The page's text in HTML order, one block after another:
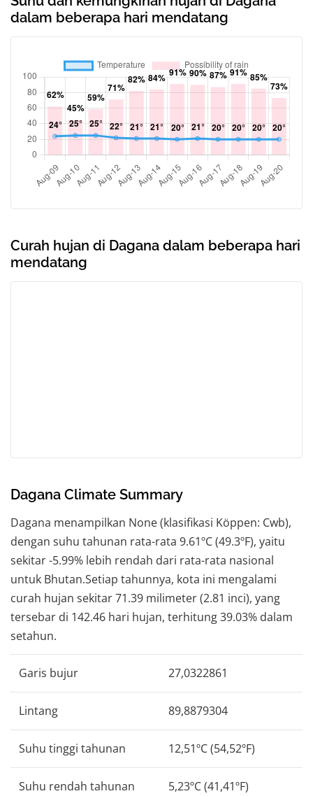
dalam beberapa hari mendatang
Curah hujan di Dagana dalam beberapa hari
mendatang
Dagana Climate Summary
Dagana menampilkan None (klasifikasi Köppen: Cwb),
dengan suhu tahunan rata-rata 9.61ºC (49.3ºF), yaitu
sekitar -5.99% lebih rendah dari rata-rata nasional
untuk Bhutan.Setiap tahunnya, kota ini mengalami
curah hujan sekitar 71.39 milimeter (2.81 inci), yang
tersebar di 142.46 hari hujan, terhitung 39.03% dalam
setahun.
Garis bujur 27,0322861
Lintang 89,8879304
Suhu tinggi tahunan 12,51ºC (54,52ºF)
Suhu rendah tahunan 5,23ºC (41,41ºF)